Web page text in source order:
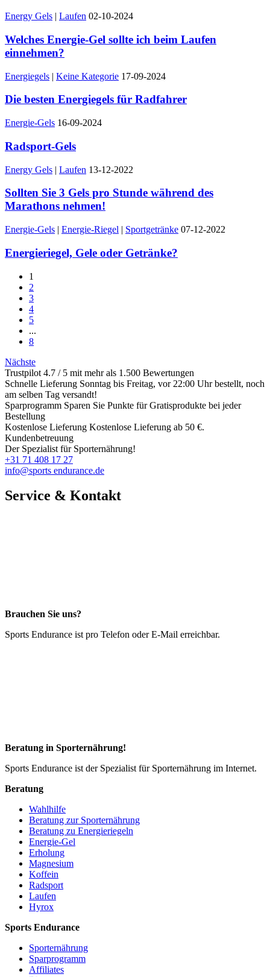
Energy Gels | Laufen 02-10-2024
Welches Energie-Gel sollte ich beim Laufen
einnehmen?
Energiegels | Keine Kategorie 17-09-2024
Die besten Energiegels für Radfahrer
Energie-Gels 16-09-2024
Radsport-Gels
Energy Gels | Laufen 13-12-2022
Sollten Sie 3 Gels pro Stunde während des
Marathons nehmen!
Energie-Gels | Energie-Riegel | Sportgetränke 07-12-2022
Energieriegel, Gele oder Getränke?
1
2
3
4
5
...
8
Nächste
Trustpilot 4.7 / 5 mit mehr als 1.500 Bewertungen
Schnelle Lieferung Sonntag bis Freitag, vor 22:00 Uhr bestellt, noch
am selben Tag versandt!
Sparprogramm Sparen Sie Punkte für Gratisprodukte bei jeder
Bestellung
Kostenlose Lieferung Kostenlose Lieferung ab 50 €.
Kundenbetreuung
Der Spezialist für Sporternährung!
+31 71 408 17 27
info@sports endurance.de
Service & Kontakt
Brauchen Sie uns?
Sports Endurance ist pro Telefon oder E-Mail erreichbar.
Beratung in Sporternährung!
Sports Endurance ist der Spezialist für Sporternährung im Internet.
Beratung
Wahlhilfe
Beratung zur Sporternährung
Beratung zu Energieriegeln
Energie-Gel
Erholung
Magnesium
Koffein
Radsport
Laufen
Hyrox
Sports Endurance
Sporternährung
Sparprogramm
Affiliates